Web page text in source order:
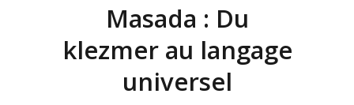
Masada : Du
klezmer au langage
universel